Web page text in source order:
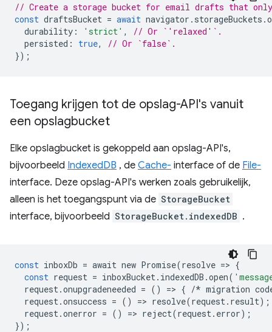
// Create a storage bucket for email drafts that
const draftsBucket = await navigator . storageBuckets .
durability : 'strict' ,
// Or `'relaxed'`.
persisted : true,
// Or `false`.
});
Toegang krijgen tot de opslag-API's vanuit
een opslagbucket
Elke opslagbucket is gekoppeld aan opslag-API's,
bijvoorbeeld IndexedDB , de Cache- interface of de File-
interface. Deze opslag-API's werken zoals gebruikelijk,
alleen is het toegangspunt via de StorageBucket
interface, bijvoorbeeld StorageBucket.indexedDB .
const inboxDb = await new Promise(resolve => {
const request = inboxBucket. indexedDB .open(
request.onupgradeneeded = () => { /* migration
request.onsuccess = () => resolve(request. result);
request.onerror = () => reject(request. error);
});